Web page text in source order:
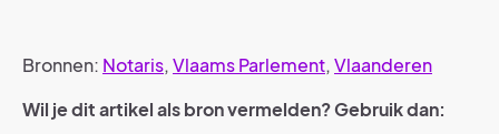
Bronnen: Notaris,Vlaams Parlement,Vlaanderen
Wil je dit artikel als bron vermelden? Gebruik dan: